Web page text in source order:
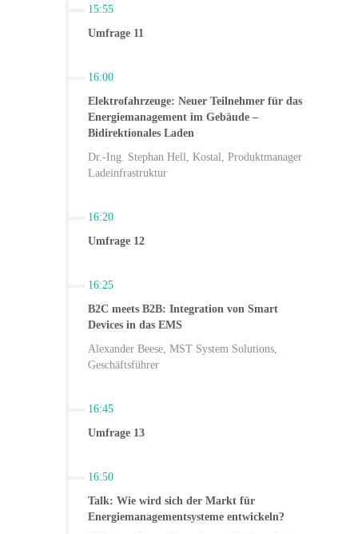
15:55
Umfrage 11
16:00
Elektrofahrzeuge: Neuer Teilnehmer für das
Energiemanagement im Gebäude –
Bidirektionales Laden
Dr.-Ing. Stephan Hell, Kostal, Produktmanager
Ladeinfrastruktur
16:20
Umfrage 12
16:25
B2C meets B2B: Integration von Smart
Devices in das EMS
Alexander Beese, MST System Solutions,
Geschäftsführer
16:45
Umfrage 13
16:50
Talk: Wie wird sich der Markt für
Energiemanagementsysteme entwickeln?